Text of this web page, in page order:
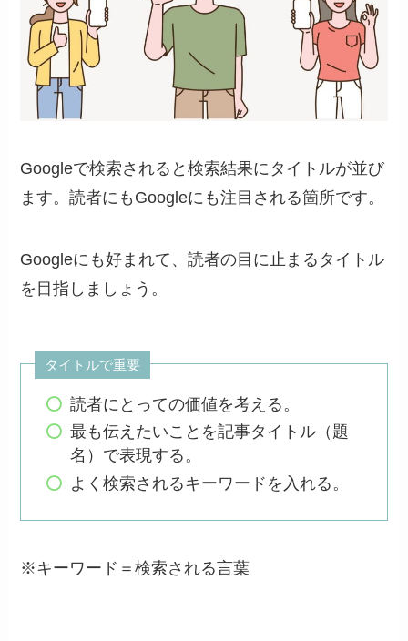
Googleで検索されると検索結果にタイトルが並び
ます。読者にもGoogleにも注目される箇所です。
Googleにも好まれて、読者の目に止まるタイトル
を目指しましょう。
タイトルで重要
読者にとっての価値を考える。
最も伝えたいことを記事タイトル（題
名）で表現する。
よく検索されるキーワードを入れる。
※キーワード＝検索される言葉